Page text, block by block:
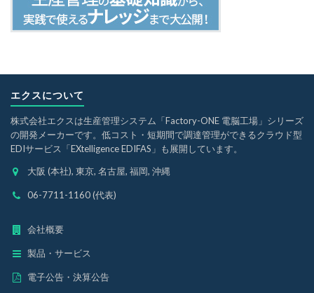
エクスについて
株式会社エクスは生産管理システム「Factory-ONE 電脳工場」シリーズ
の開発メーカーです。低コスト・短期間で調達管理ができるクラウド型
EDIサービス「EXtelligence EDIFAS」も展開しています。
大阪 (本社), 東京, 名古屋, 福岡, 沖縄
06-7711-1160 (代表)
会社概要
製品・サービス
電子公告・決算公告